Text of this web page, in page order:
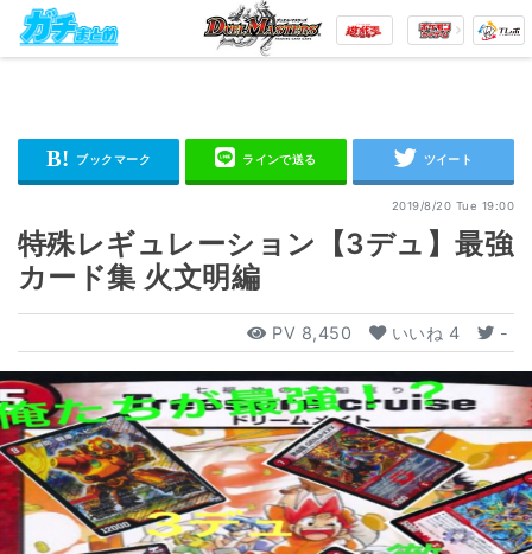
2019/8/20 Tue 19:00
特殊レギュレーション【3デュ】最強
カード集 火文明編
PV 8,450 いいね 4 -